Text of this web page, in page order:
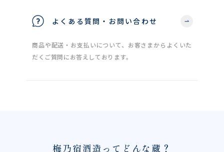
よくある質問・お問い合わせ
商品や配送・お支払いについて、お客さまからよくいた
だくご質問にお答えしております。
梅乃宿酒造ってどんな蔵？